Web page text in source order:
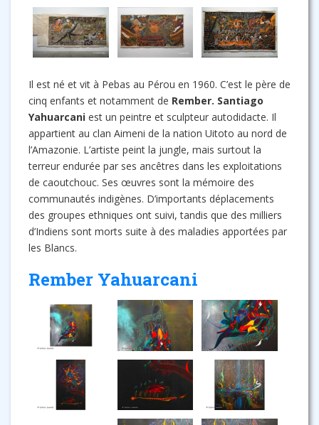
Il est né et vit à Pebas au Pérou en 1960. C’est le père de
cinq enfants et notamment de Rember. Santiago
Yahuarcani est un peintre et sculpteur autodidacte. Il
appartient au clan Aimeni de la nation Uitoto au nord de
l’Amazonie. L’artiste peint la jungle, mais surtout la
terreur endurée par ses ancêtres dans les exploitations
de caoutchouc. Ses œuvres sont la mémoire des
communautés indigènes. D’importants déplacements
des groupes ethniques ont suivi, tandis que des milliers
d’Indiens sont morts suite à des maladies apportées par
les Blancs.
Rember Yahuarcani